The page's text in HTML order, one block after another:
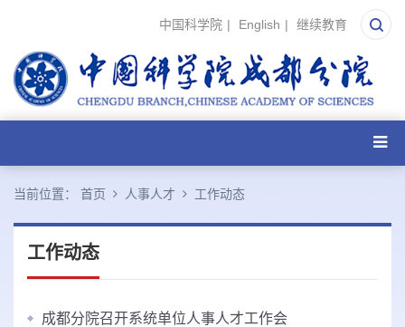
中国科学院 | English | 继续教育
当前位置： 首页 人事人才 工作动态
工作动态
成都分院召开系统单位人事人才工作会